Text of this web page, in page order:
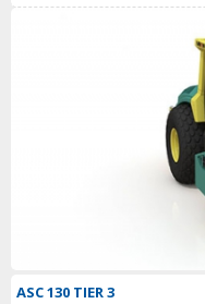
ASC 130 TIER 3